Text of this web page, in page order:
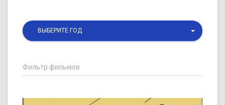
ВЫБЕРИТЕ ГОД